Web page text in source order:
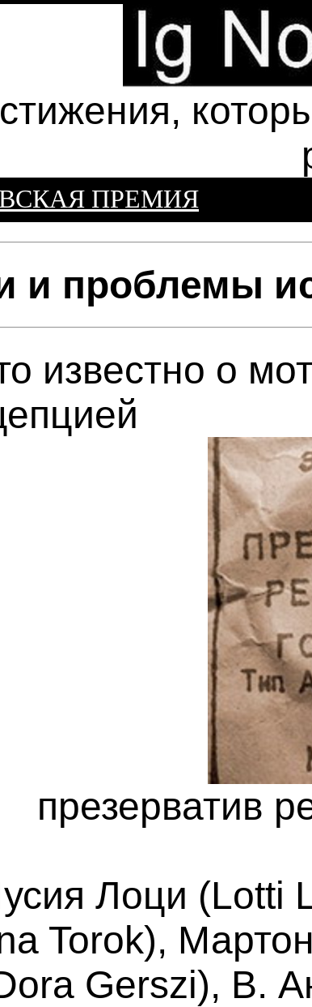
ПРЕМИЯ
и проблемы
известно о
презерватив
Лоци (Lotti
Torok),
Gerszi), В.